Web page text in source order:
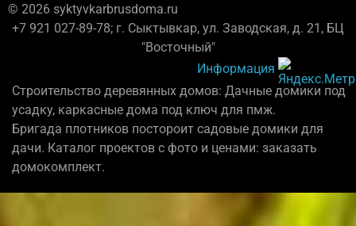
© 2026 syktyvkarbrusdoma.ru
+7 921 027-89-78; г. Сыктывкар, ул. Заводская, д. 21, БЦ
"Восточный"
Информация
Строительство деревянных домов: Дачные домики под
усадку, каркасные дома под ключ для пмж.
Бригада плотников постороит садовые домики для
дачи. Каталог проектов с фото и ценами: заказать
домокомплект.